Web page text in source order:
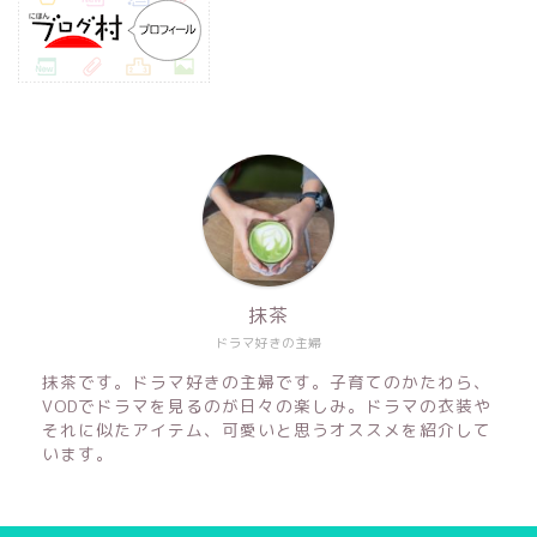
ドラマ好きの主婦
抹茶
抹茶です。ドラマ好きの主婦です。子育てのかたわら、
VODでドラマを見るのが日々の楽しみ。ドラマの衣装や
それに似たアイテム、可愛いと思うオススメを紹介して
います。